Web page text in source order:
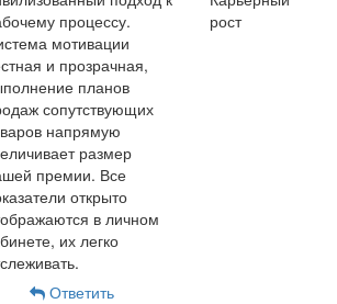
процессу.
мотивации
и прозрачная,
планов
сопутствующих
напрямую
размер
премии. Все
открыто
в личном
их легко
рост
Ответить